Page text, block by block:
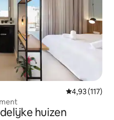
Gemiddelde
4,93 (117)
huizen